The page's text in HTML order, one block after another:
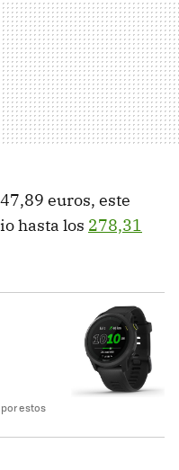
euros, este
hasta los 278,31
estos